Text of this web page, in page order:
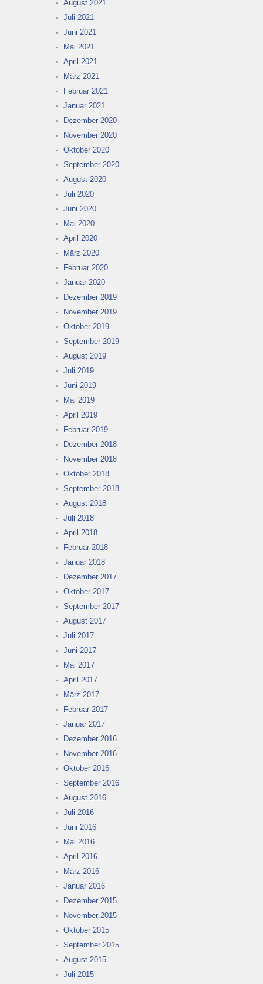
August 2021
Juli 2021
Juni 2021
Mai 2021
April 2021
März 2021
Februar 2021
Januar 2021
Dezember 2020
November 2020
Oktober 2020
September 2020
August 2020
Juli 2020
Juni 2020
Mai 2020
April 2020
März 2020
Februar 2020
Januar 2020
Dezember 2019
November 2019
Oktober 2019
September 2019
August 2019
Juli 2019
Juni 2019
Mai 2019
April 2019
Februar 2019
Dezember 2018
November 2018
Oktober 2018
September 2018
August 2018
Juli 2018
April 2018
Februar 2018
Januar 2018
Dezember 2017
Oktober 2017
September 2017
August 2017
Juli 2017
Juni 2017
Mai 2017
April 2017
März 2017
Februar 2017
Januar 2017
Dezember 2016
November 2016
Oktober 2016
September 2016
August 2016
Juli 2016
Juni 2016
Mai 2016
April 2016
März 2016
Januar 2016
Dezember 2015
November 2015
Oktober 2015
September 2015
August 2015
Juli 2015